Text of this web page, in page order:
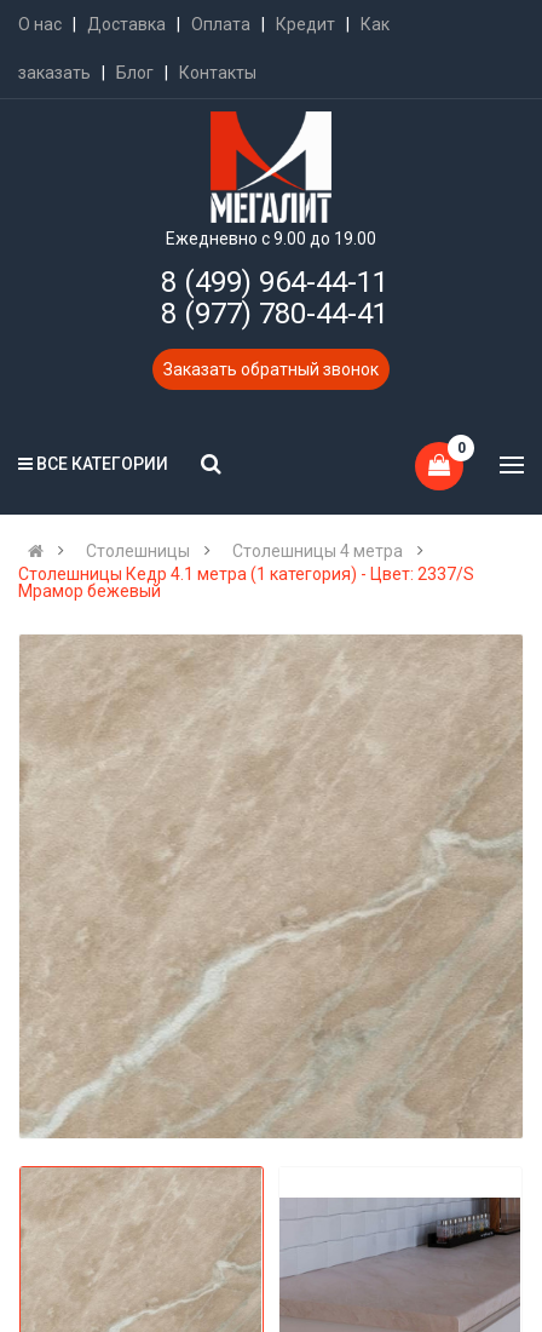
О нас Доставка Оплата Кредит Как
заказать Блог Контакты
Ежедневно с 9.00 до 19.00
8 (499) 964-44-11
8 (977) 780-44-41
Заказать обратный звонок
ВСЕ КАТЕГОРИИ
0
Столешницы
Столешницы 4 метра
Столешницы Кедр 4.1 метра (1 категория) - Цвет: 2337/S
Мрамор бежевый